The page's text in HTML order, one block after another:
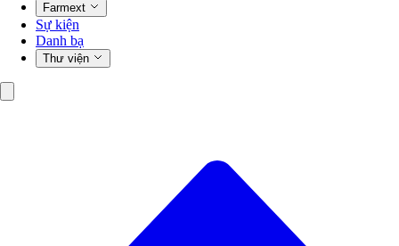
Farmext
Sự kiện
Danh bạ
Thư viện